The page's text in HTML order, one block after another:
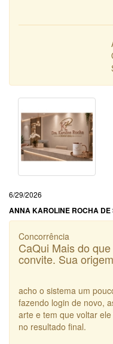
6/29/2026
ANNA KAROLINE ROCHA DE
Concorrência
CaQui Mais do
convite. Sua
acho o sistema um
fazendo login de novo,
arte e tem que voltar
no resultado final.